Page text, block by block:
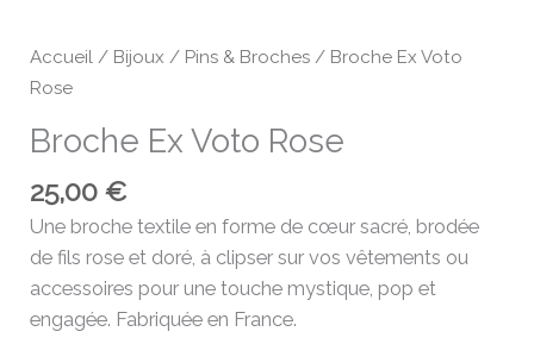
Accueil / Bijoux / Pins & Broches / Broche Ex Voto
Rose
Broche Ex Voto Rose
25,00€
Une broche textile en forme de cœur sacré, brodée
de fils rose et doré, à clipser sur vos vêtements ou
accessoires pour une touche mystique, pop et
engagée. Fabriquée en France.